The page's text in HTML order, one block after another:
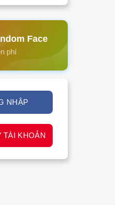
Face
phí
NHẬP
TÀI KHOẢN